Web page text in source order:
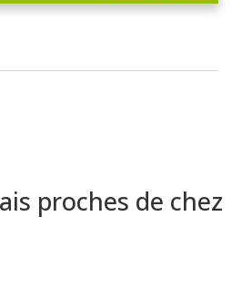
proches de chez